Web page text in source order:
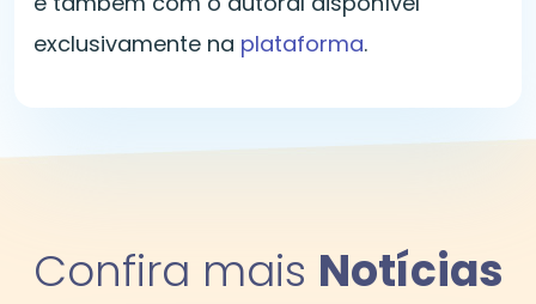
exclusivamente na plataforma.
Confira mais Notícias